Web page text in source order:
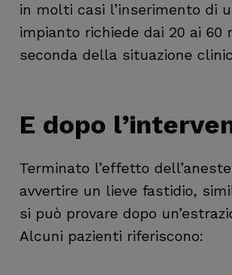
in molti casi l’inserimento di
impianto richiede dai 20 ai 60
seconda della situazione
E dopo
Terminato l’effetto
avvertire un lieve fastidio,
si può provare dopo
Alcuni pazienti riferiscono: